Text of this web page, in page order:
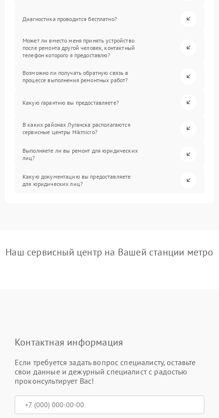
Диагностика проводится бесплатно?
Может ли вместо меня принять устройство
после ремонта другой человек, контактный
телефон которого я предоставлю?
Возможно ли получать обратную связь в
процессе выполнения ремонтных работ?
Какую гарантию вы предоставляете?
В каких районах Луганска располагаются
сервисные центры Hikmicro?
Выполняете ли вы ремонт для юридических
лиц?
Какую документацию вы предоставляете
для юридических лиц?
Наш сервисный центр на Вашей станции метро
Контактная информация
Если требуется задать вопрос специалисту, оставьте
свои данные и дежурный специалист с радостью
проконсультирует Вас!